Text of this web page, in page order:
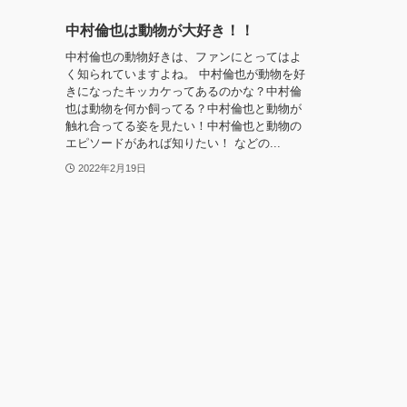
中村倫也は動物が大好き！！
中村倫也の動物好きは、ファンにとってはよ
く知られていますよね。 中村倫也が動物を好
きになったキッカケってあるのかな？中村倫
也は動物を何か飼ってる？中村倫也と動物が
触れ合ってる姿を見たい！中村倫也と動物の
エピソードがあれば知りたい！ などの...
2022年2月19日